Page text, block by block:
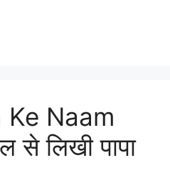
Naam
से लिखी पापा